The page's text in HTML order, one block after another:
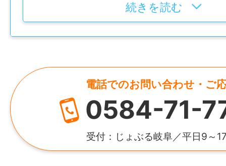
必須：普通自動車運転免許(AT限定可)
就業時間
＜例＞6:00～15:00、8:00～17:00など相談
休憩時間
就業日
資本金
https://umaimoti.com/news/index.html
岐阜県多治見市京町5-78-2
続きを読む
電話でのお問い合わせ・ご
0584-71-
受付：じょぶる岐阜／平日9～